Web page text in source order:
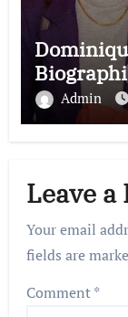
Admin
Leave a
Your email
fields are
Comment*